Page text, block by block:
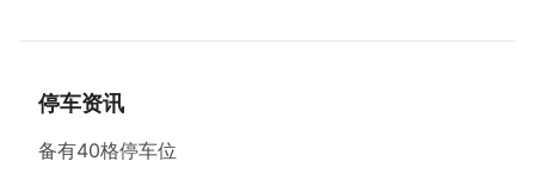
停车资讯
备有40格停车位